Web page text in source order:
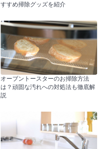
すすめ掃除グッズを紹介
オーブントースターのお掃除方法
は？頑固な汚れへの対処法も徹底解
説